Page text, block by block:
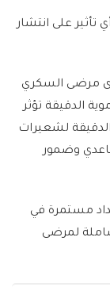
على انتشار
مرضى السكري
الدقيقة تؤثر
لشعيرات
وضمور
مستمرة في
لمرضى